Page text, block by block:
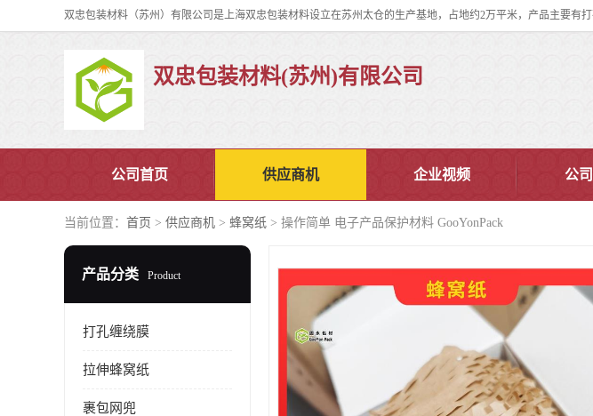
双忠包装材料(苏州)有限公司
公司首页 供应商机 企业视频 公
当前位置： 首页 > 供应商机 > 蜂窝纸 > 操作简单 电子产品保护材料 GooYonPack
产品分类 Product
打孔缠绕膜
拉伸蜂窝纸
裹包网兜